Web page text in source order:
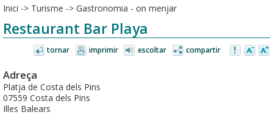
Inici -> Turisme -> Gastronomia - on menjar
Restaurant Bar Playa
tornar imprimir escoltar compartir
Adreça
Platja de Costa dels Pins
07559 Costa dels Pins
Illes Balears